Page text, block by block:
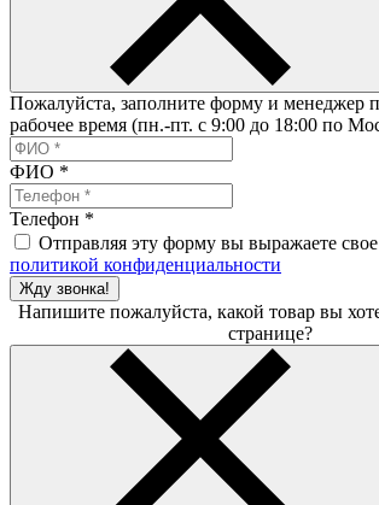
Пожалуйста, заполните форму и менеджер
рабочее время (пн.-пт. с 9:00 до 18:00 по
ФИО *
Телефон *
Отправляя эту форму вы выражаете свое
политикой конфиденциальности
Жду звонка!
Напишите пожалуйста, какой товар вы
странице?